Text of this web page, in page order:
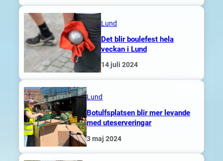
Lund
Det blir boulefest hela
veckan i Lund
14 juli 2024
Lund
Botulfsplatsen blir mer levande
med uteserveringar
3 maj 2024